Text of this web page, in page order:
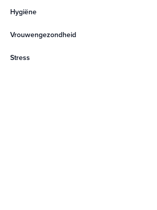
Hygiëne
Vrouwengezondheid
Stress